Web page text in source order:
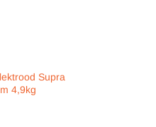
Supra
4,9kg